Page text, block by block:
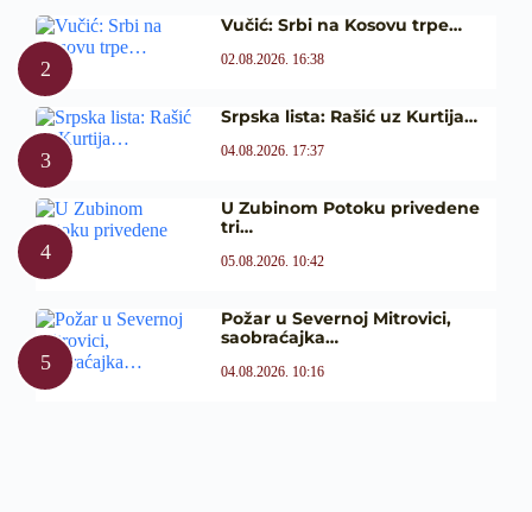
Vučić: Srbi na Kosovu trpe…
02.08.2026. 16:38
Srpska lista: Rašić uz Kurtija…
04.08.2026. 17:37
U Zubinom Potoku privedene
tri…
05.08.2026. 10:42
Požar u Severnoj Mitrovici,
saobraćajka…
04.08.2026. 10:16